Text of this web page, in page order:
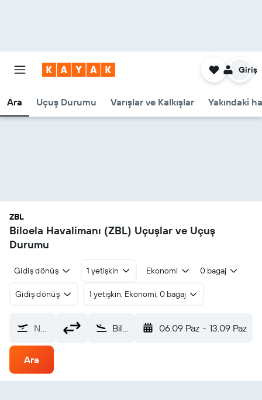
Ara Uçuş Durumu Varışlar ve Kalkışlar Yakındaki
Giriş
ZBL
Biloela Havalimanı (ZBL) Uçuşlar ve Uçuş
Durumu
Gidiş dönüş 1 yetişkin Ekonomi 0 bagaj
Gidiş dönüş 1 yetişkin, Ekonomi, 0 bagaj
Nereden? Biloela (ZBL) 06.09 Paz - 13.09 Paz
Ara